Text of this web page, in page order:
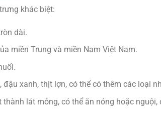
khác biệt:
dài.
miền Trung và miền Nam Việt Nam.
đậu xanh, thịt lợn, có thể có thêm các loại
thành lát mỏng, có thể ăn nóng hoặc nguội,